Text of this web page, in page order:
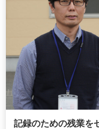
記録のための残業を